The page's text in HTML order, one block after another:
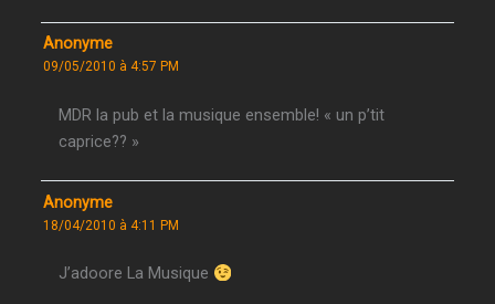
Anonyme
09/05/2010 à 4:57 PM
MDR la pub et la musique ensemble! « un p’tit
caprice?? »
Anonyme
18/04/2010 à 4:11 PM
J’adoore La Musique